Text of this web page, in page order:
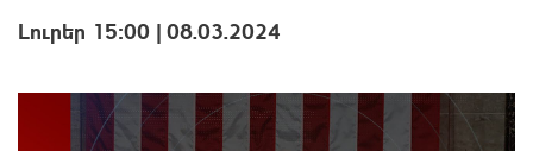
Լուրեր 15:00 | 08.03.2024